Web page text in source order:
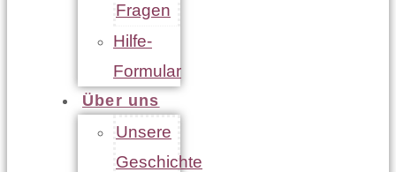
Fragen
Hilfe-
Formular
Über uns
Unsere
Geschichte